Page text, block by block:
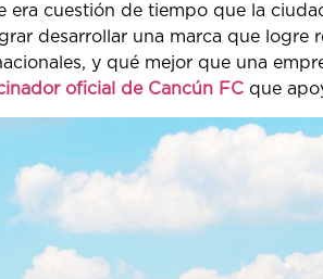
cuestión de tiempo que la
desarrollar una marca que logre
y qué mejor que una
oficial de Cancún FC que